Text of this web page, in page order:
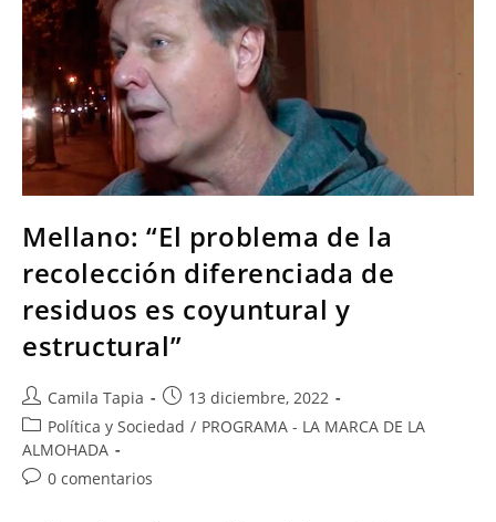
Mellano: “El problema de la
recolección diferenciada de
residuos es coyuntural y
estructural”
Camila Tapia
13 diciembre, 2022
Política y Sociedad / PROGRAMA - LA MARCA DE LA
ALMOHADA
0 comentarios